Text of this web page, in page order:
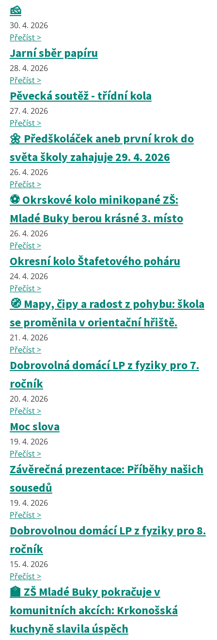
🧀
30. 4. 2026
Přečíst >
Jarní sběr papíru
28. 4. 2026
Přečíst >
Pěvecká soutěž - třídní kola
27. 4. 2026
Přečíst >
🌼 Předškoláček aneb první krok do
světa školy zahajuje 29. 4. 2026
26. 4. 2026
Přečíst >
⚽ Okrskové kolo minikopané ZŠ:
Mladé Buky berou krásné 3. místo
26. 4. 2026
Přečíst >
Okresní kolo Štafetového poháru
24. 4. 2026
Přečíst >
🧭 Mapy, čipy a radost z pohybu: škola
se proměnila v orientační hřiště.
21. 4. 2026
Přečíst >
Dobrovolná domácí LP z fyziky pro 7.
ročník
20. 4. 2026
Přečíst >
Moc slova
19. 4. 2026
Přečíst >
Závěrečná prezentace: Příběhy našich
sousedů
19. 4. 2026
Přečíst >
Dobrovolnou domácí LP z fyziky pro 8.
ročník
15. 4. 2026
Přečíst >
🏫 ZŠ Mladé Buky pokračuje v
komunitních akcích: Krkonošská
kuchyně slavila úspěch